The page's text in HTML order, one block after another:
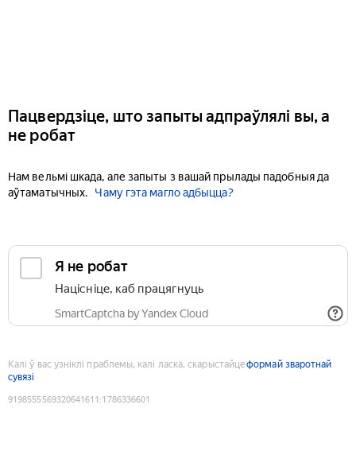
Пацвердзіце, што запыты адпраўлялі вы, а
не робат
Нам вельмі шкада, але запыты з вашай прылады падобныя да
аўтаматычных.
Чаму гэта магло адбыцца?
Я не робат
Націсніце, каб працягнуць
SmartCaptcha by Yandex Cloud
Калі ў вас узніклі праблемы, калі ласка, скарыстайцеформай зваротнай
сувязі
9198555569320641611 :1786336601